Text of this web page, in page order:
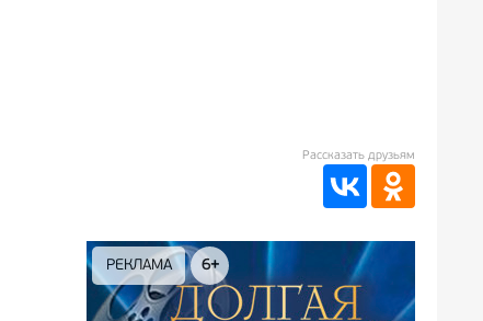
Рассказать друзьям
РЕКЛАМА 6+